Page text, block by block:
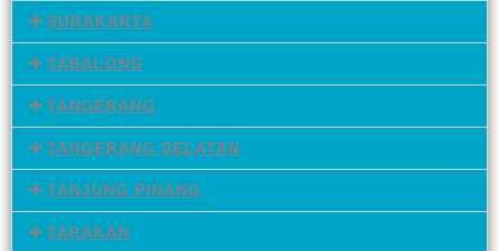
SURAKARTA
TABALONG
TANGERANG
TANGERANG SELATAN
TANJUNG PINANG
TARAKAN